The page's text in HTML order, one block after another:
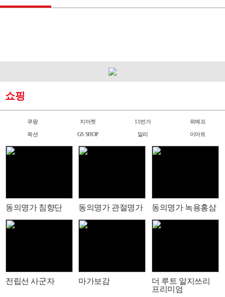
쇼핑
쿠팡 지마켓 11번가 위메프
옥션 GS SHOP 알리 이마트
동의명가 침향단 동의명가 관절명가 동의명가 녹용홍삼
전립선 사군자 마가보감
더 루트 알지쓰리
프리미엄